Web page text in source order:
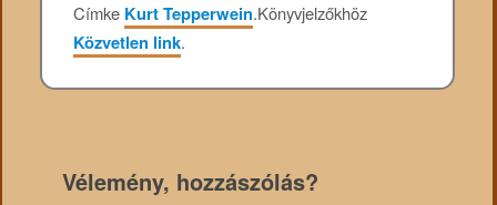
Címke Kurt Tepperwein.Könyvjelzőkhöz
Közvetlen link.
Vélemény, hozzászólás?